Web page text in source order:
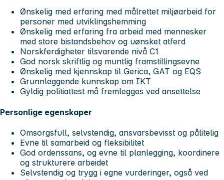
Ønskelig med erfaring med målrettet miljøarbeid for
personer med utviklingshemming
Ønskelig med erfaring fra arbeid med mennesker
med store bistandsbehov og uønsket atferd
Norskferdigheter tilsvarende nivå C1
God norsk skriftlig og muntlig framstillingsevne
Ønskelig med kjennskap til Gerica, GAT og EQS
Grunnleggende kunnskap om IKT
Gyldig politiattest må fremlegges ved ansettelse
Personlige egenskaper
Omsorgsfull, selvstendig, ansvarsbevisst og pålitelig
Evne til samarbeid og fleksibilitet
God ordenssans, og evne til planlegging, koordinere
og strukturere arbeidet
Selvstendig og trygg i egne vurderinger, også ved